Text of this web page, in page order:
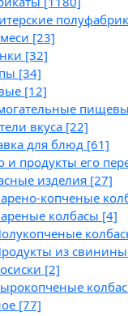
[23]
[32]
[34]
[12]
вкуса [22]
для блюд [61]
и продукты его
изделия [27]
копченые
колбасы [4]
из свинины
[2]
[77]